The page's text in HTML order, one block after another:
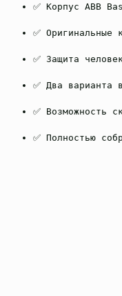
✅ Корпус ABB
✅ Оригинальные
✅ Защита
✅ Два варианта
✅ Возможность
✅ Полностью